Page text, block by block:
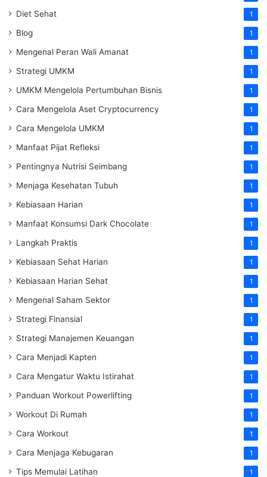
Diet Sehat 1
Blog 1
Mengenal Peran Wali Amanat 1
Strategi UMKM 1
UMKM Mengelola Pertumbuhan Bisnis 1
Cara Mengelola Aset Cryptocurrency 1
Cara Mengelola UMKM 1
Manfaat Pijat Refleksi 1
Pentingnya Nutrisi Seimbang 1
Menjaga Kesehatan Tubuh 1
Kebiasaan Harian 1
Manfaat Konsumsi Dark Chocolate 1
Langkah Praktis 1
Kebiasaan Sehat Harian 1
Kebiasaan Harian Sehat 1
Mengenal Saham Sektor 1
Strategi Finansial 1
Strategi Manajemen Keuangan 1
Cara Menjadi Kapten 1
Cara Mengatur Waktu Istirahat 1
Panduan Workout Powerlifting 1
Workout Di Rumah 1
Cara Workout 1
Cara Menjaga Kebugaran 1
Tips Memulai Latihan 1